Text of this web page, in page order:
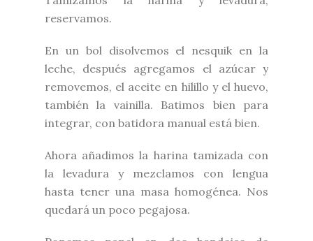
reservamos.
En un bol disolvemos el nesquik en la
leche, después agregamos el azúcar y
removemos, el aceite en hilillo y el huevo,
también la vainilla. Batimos bien para
integrar, con batidora manual está bien.
Ahora añadimos la harina tamizada con
la levadura y mezclamos con lengua
hasta tener una masa homogénea. Nos
quedará un poco pegajosa.